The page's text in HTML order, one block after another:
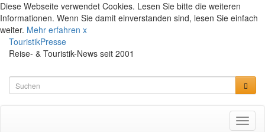
Diese Webseite verwendet Cookies. Lesen Sie bitte die weiteren
Informationen. Wenn Sie damit einverstanden sind, lesen Sie einfach
weiter. Mehr erfahren x
TouristikPresse
Reise- & Touristik-News seit 2001